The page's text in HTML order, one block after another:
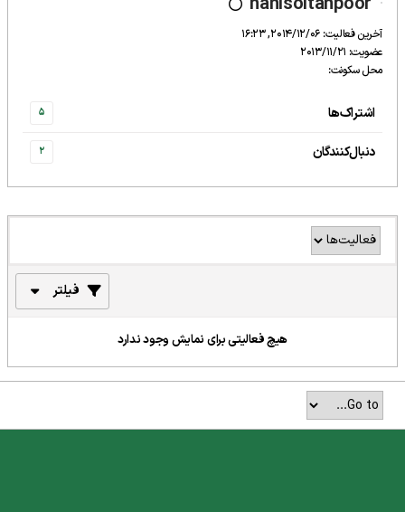
آخرین فعالیت: 2014/12/06, 16:23
عضویت: 2013/11/21
محل سکونت:
اشتراک‌ها 5
دنبال‌کنندگان 2
فیلتر
هیچ فعالیتی برای نمایش وجود ندارد